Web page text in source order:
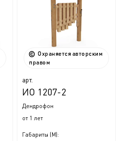
Охраняется авторским
правом
арт.
ИО 1207-2
Дендрофон
от 1 лет
Габариты (М):